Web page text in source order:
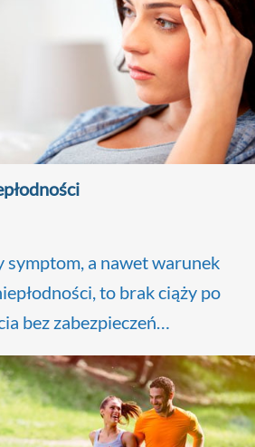
symptom, a nawet warunek
to brak ciąży po
bez zabezpieczeń…